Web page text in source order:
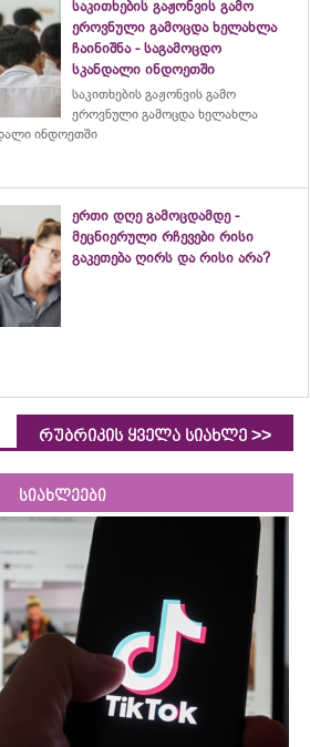
საკითხების გაჟონვის გამო
ეროვნული გამოცდა ხელახლა
ჩაინიშნა - საგამოცდო
სკანდალი ინდოეთში
საკითხების გაჟონვის გამო
ეროვნული გამოცდა ხელახლა
ინდოეთში
ერთი დღე გამოცდამდე -
მეცნიერული რჩევები რისი
გაკეთება ღირს და რისი არა?
რუბრიკის ყველა სიახლე >>
სიახლეები